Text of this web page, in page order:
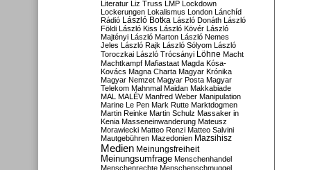
Literatur Liz Truss LMP Lockdown
Lockerungen Lokalismus London Lánchíd
Rádió
László Botka László Donáth László
Földi László Kiss László Kövér László
Majtényi László Marton László Nemes
Jeles László Rajk László Sólyom László
Toroczkai László Trócsányi Löhne Macht
Machtkampf Mafiastaat Magda Kósa-
Kovács Magna Charta Magyar Krónika
Magyar Nemzet Magyar Posta Magyar
Telekom Mahnmal Maidan Makkabiade
MAL MALÉV Manfred Weber Manipulation
Marine Le Pen Mark Rutte Marktdogmen
Martin Reinke Martin Schulz Massaker in
Kenia Masseneinwanderung Mateusz
Morawiecki Matteo Renzi Matteo Salvini
Mautgebühren Mazedonien Mazsihisz
Medien Meinungsfreiheit
Meinungsumfrage Menschenhandel
Menschenrechte Menschenschmuggel